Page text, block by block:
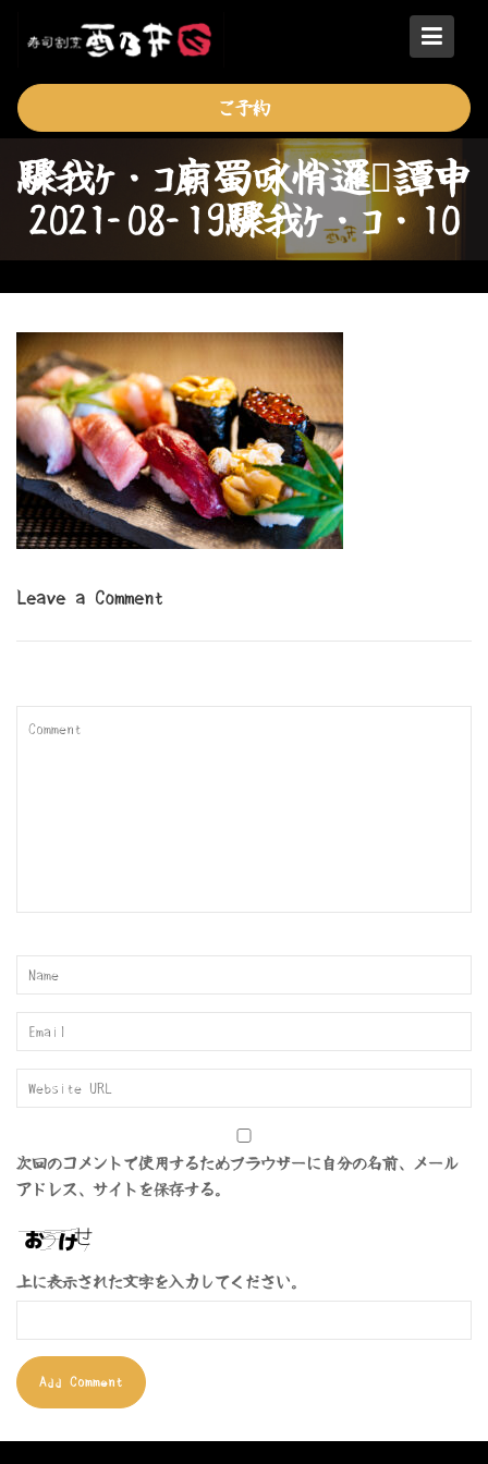
ご予約
驟我ｹ・ｺ廟蜀咏悄邏譚申
2021-08-19驟我ｹ・ｺ・10
Leave a Comment
次回のコメントで使用するためブラウザーに自分の名前、メール
アドレス、サイトを保存する。
上に表示された文字を入力してください。